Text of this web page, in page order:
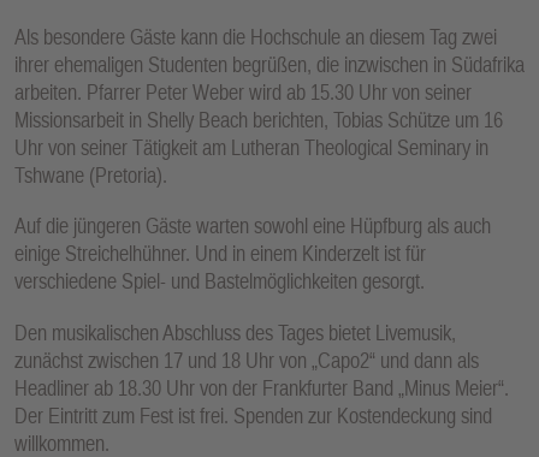
Als besondere Gäste kann die Hochschule an diesem Tag zwei
ihrer ehemaligen Studenten begrüßen, die inzwischen in Südafrika
arbeiten. Pfarrer Peter Weber wird ab 15.30 Uhr von seiner
Missionsarbeit in Shelly Beach berichten, Tobias Schütze um 16
Uhr von seiner Tätigkeit am Lutheran Theological Seminary in
Tshwane (Pretoria).
Auf die jüngeren Gäste warten sowohl eine Hüpfburg als auch
einige Streichelhühner. Und in einem Kinderzelt ist für
verschiedene Spiel- und Bastelmöglichkeiten gesorgt.
Den musikalischen Abschluss des Tages bietet Livemusik,
zunächst zwischen 17 und 18 Uhr von „Capo2“ und dann als
Headliner ab 18.30 Uhr von der Frankfurter Band „Minus Meier“.
Der Eintritt zum Fest ist frei. Spenden zur Kostendeckung sind
willkommen.